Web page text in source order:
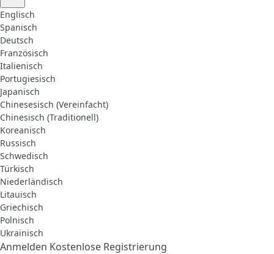
Englisch
Spanisch
Deutsch
Französisch
Italienisch
Portugiesisch
Japanisch
Chinesesisch (Vereinfacht)
Chinesisch (Traditionell)
Koreanisch
Russisch
Schwedisch
Türkisch
Niederländisch
Litauisch
Griechisch
Polnisch
Ukrainisch
Anmelden Kostenlose Registrierung